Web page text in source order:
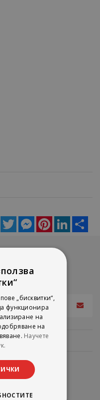
Facebook
Twitter MessengerPinterestLinkedIn
и
„бисквитки“,
функционира
на
на
Научете